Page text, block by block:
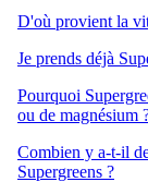
D'où provient la
Je prends déjà
Pourquoi
ou de magnésium
Combien y a-t-il
Supergreens ?